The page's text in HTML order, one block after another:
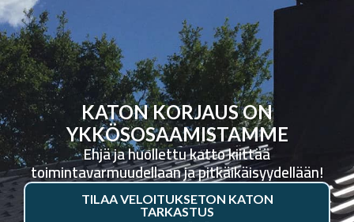
KATON KORJAUS ON
YKKÖSOSAAMISTAMME
Ehjä ja huollettu katto kiittää
toimintavarmuudellaan ja pitkäikäisyydellään!
TILAA VELOITUKSETON KATON
TARKASTUS